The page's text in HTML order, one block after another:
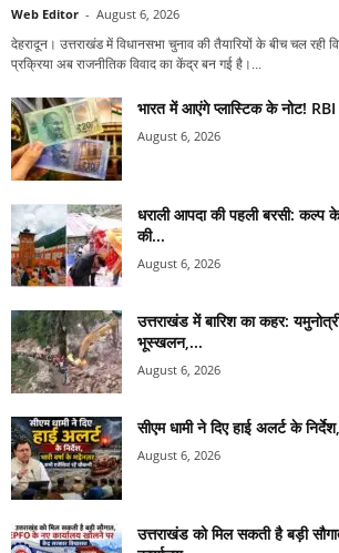
Web Editor - August 6, 2026
देहरादून। उत्तराखंड में विधानसभा चुनाव की तैयारियों के बीच चल रही
प्रक्रिया अब राजनीतिक विवाद का केंद्र बन गई है।...
भारत में आएंगे प्लास्टिक के नोट!
August 6, 2026
धराली आपदा की पहली बरसी: कल्प
की...
August 6, 2026
उत्तराखंड में बारिश का कहर:
भूस्खलन,...
August 6, 2026
सीएम धामी ने दिए हाई अलर्ट के
August 6, 2026
उत्तराखंड को मिल सकती है बड़ी